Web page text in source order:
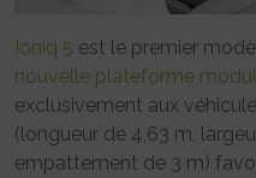
Ioniq 5 est le premier
nouvelle plateforme
exclusivement aux
(longueur de 4,63 m,
empattement de 3 m)